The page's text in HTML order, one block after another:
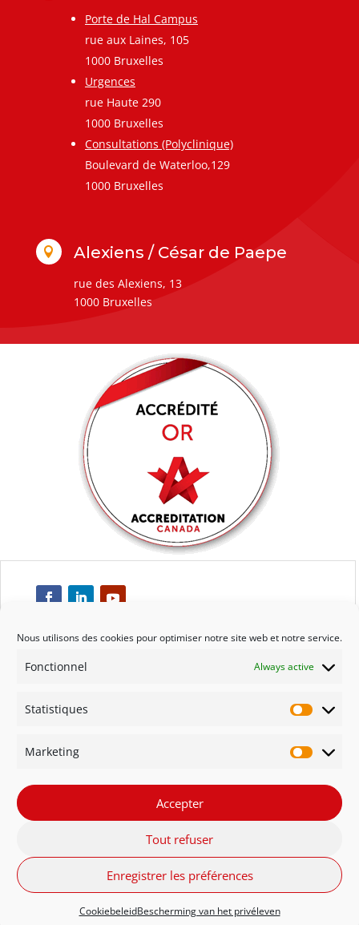
Nous utilisons des cookies pour optimiser notre site web et notre service.
Fonctionnel Always active
Statistiques
Marketing
Accepter
Tout refuser
Enregistrer les préférences
CookiebeleidBescherming van het privéleven
Porte de Hal Campus
rue aux Laines, 105
1000 Bruxelles
Urgences
rue Haute 290
1000 Bruxelles
Consultations (Polyclinique)
Boulevard de Waterloo,129
1000 Bruxelles
 Alexiens / César de Paepe
rue des Alexiens, 13
1000 Bruxelles
Respect
Engagement
Qualité
FR - Belgique NL - België English